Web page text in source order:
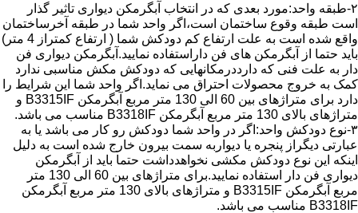
۲-طبقه واحد:مورد بعدی که در انتخاب آبگرمکن دیواری تاثیر گذار
است طبقه وقوع ساختمان است،اگر واحد شما در طبقه آخرساختمان
واقع شده است به علت ارتفاع کم دودکش شما ( ارتفاع کمتراز 4 متر)
باید حتما از آبگرمکن های فن داراستفاده نمایید.آبگرمکن دیواری فن
دار به علت فنی که دارددرمکانهایی که دودکش مکش مناسبی ندارد
کمک به خروج محصولات احتراق می نماید.اگر واحد شما این شرایط را
دارد برای متراژهای بین 60 الی 130 متر مربع آبگرمکن B3315IF و
متراژهای بالای 130 متر مربع آبگرمکن B3318IF مناسب می باشد.
۳-نوع دودکش واحد:اگر در واحد شما دودکش رو کار می باشد یا به
عبارتی دیگراز پنجره یا دیواربه سمت بیرون خارج شده است به دلیل
اینکه این نوع دودکش مکشی نخواهدداشت حتما باید از آبگرمکن
دیواری فن دار استفاده نمایید.برای متراژهای بین 60 الی 130 متر
مربع آبگرمکن B3315IF و متراژهای بالای 130 متر مربع آبگرمکن
B3318IF مناسب می باشد.